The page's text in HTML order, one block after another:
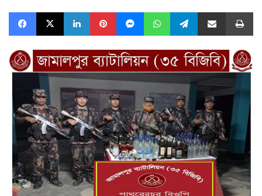
Facebook
X LinkedInPinterestMessengerWhatsAppTelegramShare via Email